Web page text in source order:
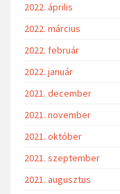
2022. április
2022. március
2022. február
2022. január
2021. december
2021. november
2021. október
2021. szeptember
2021. augusztus